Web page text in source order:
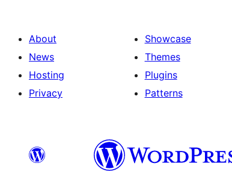
About
News
Hosting
Privacy
Showcase
Themes
Plugins
Patterns